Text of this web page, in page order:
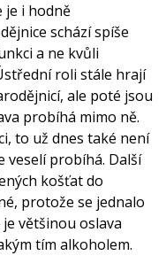
je i hodně
schází spíše
a ne kvůli
roli stále hrají
ale poté jsou
probíhá mimo ně.
to už dnes také není
veselí probíhá. Další
košťat do
protože se jednalo
většinou oslava
tím alkoholem.